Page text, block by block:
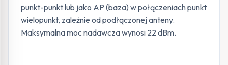
punkt-punkt lub jako AP (baza) w połączeniach punkt
wielopunkt, zależnie od podłączonej anteny.
Maksymalna moc nadawcza wynosi 22 dBm.